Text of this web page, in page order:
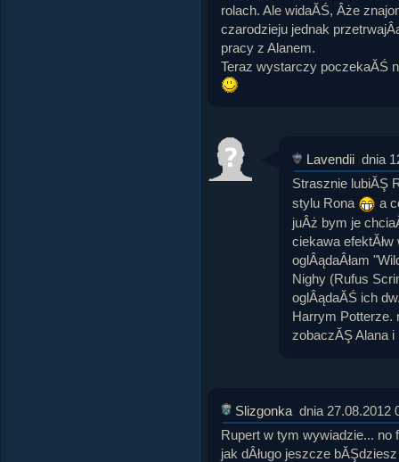
rolach. Ale widaĂŚ, Âże
czarodzieju jednak
pracy z Alanem.
Teraz wystarczy poczekaĂŚ
Lavendii dnia
Strasznie lubiĂŞ
stylu Rona
a
juÂż bym je
ciekawa efektĂłw
oglÂądaÂłam
Nighy (Rufus
oglÂądaĂŚ ich
Harrym Potterze.
zobaczĂŞ Alana
Slizgonka dnia 27.08.2012
Rupert w tym wywiadzie... no
jak dÂługo jeszcze